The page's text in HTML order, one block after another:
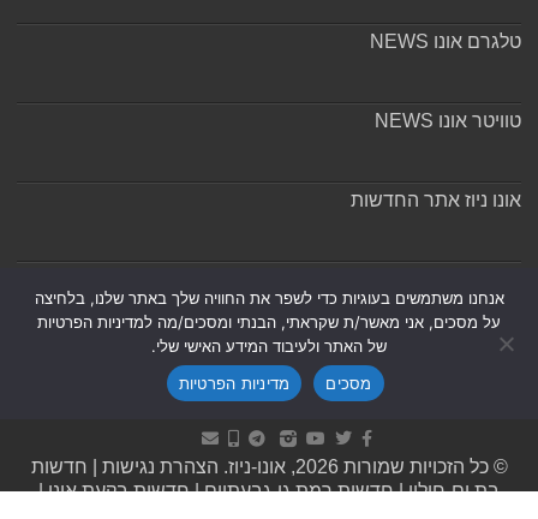
טלגרם אונו NEWS
טוויטר אונו NEWS
אונו ניוז אתר החדשות
© כל הזכויות שמורות 2026, אונו-ניוז. הצהרת נגישות
חדשות
בת ים-חולון|חדשות רמת גן-גבעתיים|חדשות בקעת אונו|
אנחנו משתמשים בעוגיות כדי לשפר את החוויה שלך באתר שלנו, בלחיצה
על מסכים, אני מאשר/ת שקראתי, הבנתי ומסכים/מה למדיניות הפרטיות
של האתר ולעיבוד המידע האישי שלי.
מסכים
מדיניות הפרטיות